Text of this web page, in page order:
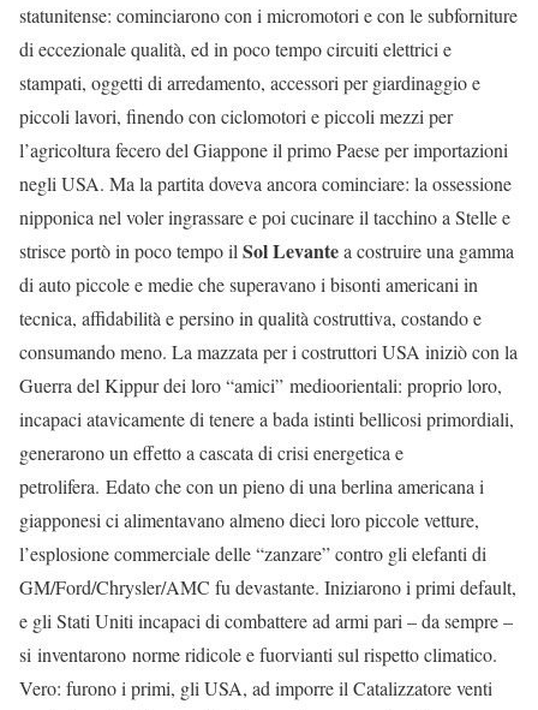
statunitense: cominciarono con i micromotori e con le subforniture
di eccezionale qualità, ed in poco tempo circuiti elettrici e
stampati, oggetti di arredamento, accessori per giardinaggio e
piccoli lavori, finendo con ciclomotori e piccoli mezzi per
l’agricoltura fecero del Giappone il primo Paese per importazioni
negli USA. Ma la partita doveva ancora cominciare: la ossessione
nipponica nel voler ingrassare e poi cucinare il tacchino a Stelle e
strisce portò in poco tempo il Sol Levantea costruire una gamma
di auto piccole e medie che superavano i bisonti americani in
tecnica, affidabilità e persino in qualità costruttiva, costando e
consumando meno. La mazzata per i costruttori USA iniziò con la
Guerra del Kippur dei loro “amici” medioorientali: proprio loro,
incapaci atavicamente di tenere a bada istinti bellicosi primordiali,
generarono un effetto a cascata di crisi energetica e
petrolifera. Edato che con un pieno di una berlina americana i
giapponesi ci alimentavano almeno dieci loro piccole vetture,
l’esplosione commerciale delle “zanzare” contro gli elefanti di
GM/Ford/Chrysler/AMC fu devastante. Iniziarono i primi default,
e gli Stati Uniti incapaci di combattere ad armi pari – da sempre –
si inventarono norme ridicole e fuorvianti sul rispetto climatico.
Vero: furono i primi, gli USA, ad imporre il Catalizzatore venti